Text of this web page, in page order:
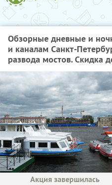
Обзорные дневные и
и каналам Санкт-
развода мостов. Скидка
Акция завершилась